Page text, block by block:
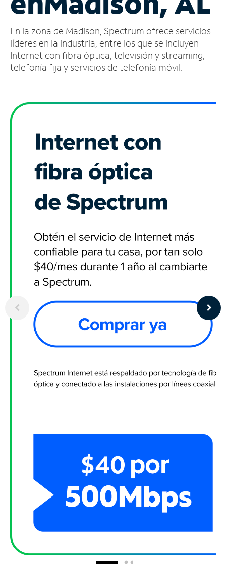
cuenta
Encuentra
una
tienda
En la zona de Madison, Spectrum ofrece servicios
líderes en la industria, entre los que se incluyen
Internet con fibra óptica, televisión y streaming,
telefonía fija y servicios de telefonía móvil.